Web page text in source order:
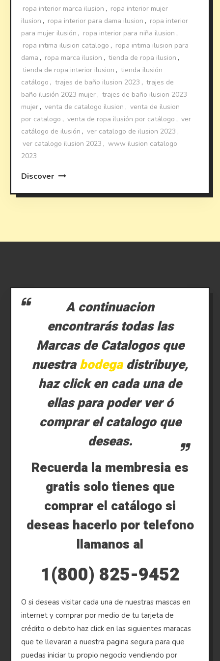
ropa interior marca ilusion , ropa interior mujer
ilusion , ropa interior para dama ilusion , ropa interior
para mujer ilusión , ropa interior para niña ilusion ,
ropa intima ilusion catalogo , ropa intima ilusion para
dama , ropa marca ilusion , tienda de ropa ilusion ,
tienda de ropa interior ilusion , tienda ilusión
catálogo , trajes de baño ilusion 2023 , trajes de
baño ilusión 2023 mujer , trajes de baño ilusion 2023
mujer , venta de catalogo ilusion , venta de ilusion
por catalogo , venta de ropa ilusión por catálogo , ver
catálogo de ilusión , ver catalogo de ilusion 2023 ,
ver catalogo ilusion 2023 , www ilusion catalogo
2023
Discover
A continuacion
encontrarás todas las
Marcas de Catalogos que
nuestrabodegadistribuye,
haz click en cada una de
ellas para poder ver ó
comprar el catalogo que
deseas.
Recuerda la membresia es
gratis solo tienes que
comprar el catálogo si
deseas hacerlo por telefono
llamanos al
1(800) 825-9452
O si deseas visitar cada una de nuestras mascas en
internet y comprar por medio de tu tarjeta de
crédito o debito haz click en las siguientes maracas
que te llevaran a nuestra pagina segura para que
puedas iniciar tu propio negocio vendiendo por